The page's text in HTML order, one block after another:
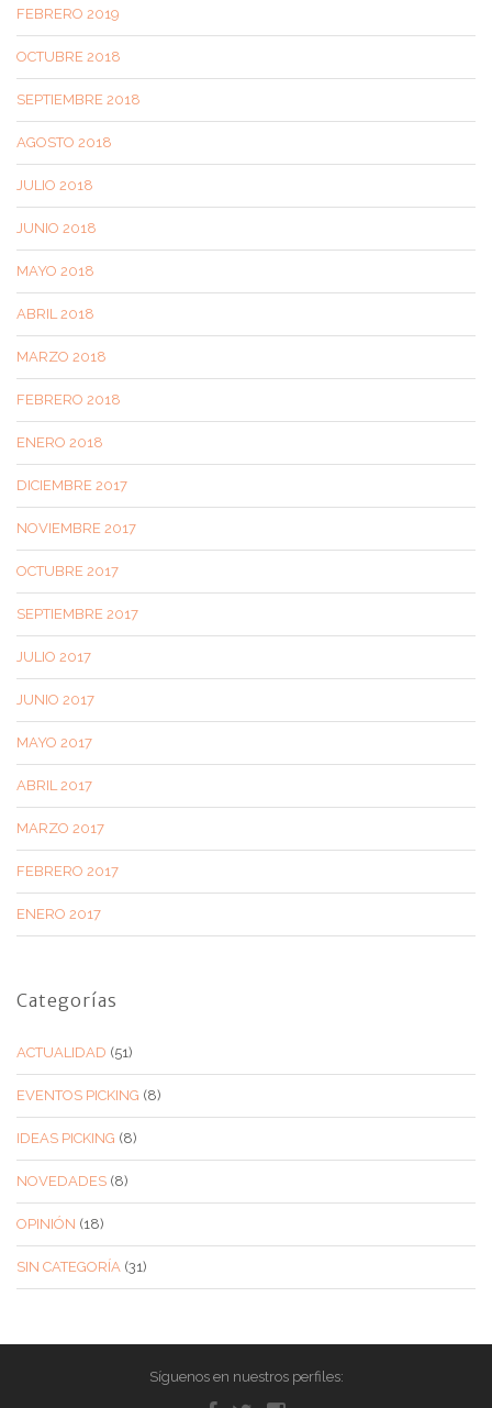
FEBRERO 2019
OCTUBRE 2018
SEPTIEMBRE 2018
AGOSTO 2018
JULIO 2018
JUNIO 2018
MAYO 2018
ABRIL 2018
MARZO 2018
FEBRERO 2018
ENERO 2018
DICIEMBRE 2017
NOVIEMBRE 2017
OCTUBRE 2017
SEPTIEMBRE 2017
JULIO 2017
JUNIO 2017
MAYO 2017
ABRIL 2017
MARZO 2017
FEBRERO 2017
ENERO 2017
Categorías
ACTUALIDAD (51)
EVENTOS PICKING (8)
IDEAS PICKING (8)
NOVEDADES (8)
OPINIÓN (18)
SIN CATEGORÍA (31)
Síguenos en nuestros perfiles: